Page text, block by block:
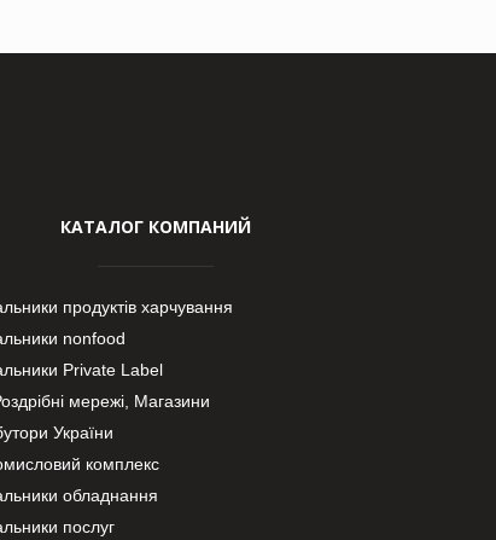
КАТАЛОГ КОМПАНИЙ
продуктів харчування
nonfood
Private Label
мережі, Магазини
України
комплекс
обладнання
послуг